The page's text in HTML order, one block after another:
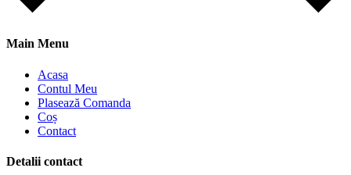
Main Menu
Acasa
Contul Meu
Plasează Comanda
Coș
Contact
Detalii contact